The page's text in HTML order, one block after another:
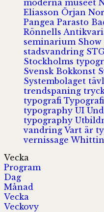
moderna museet
Eliasson Örjan
Pangea Parasto
Rönnells
seminarium Show
stadsvandring
Stockholms
Svensk Bokkonst
Systembolaget
trendspaning
typografi
typography UI
typography
vandring Vart är
vernissage
Vecka
Program
Dag
Månad
Vecka
Veckovy